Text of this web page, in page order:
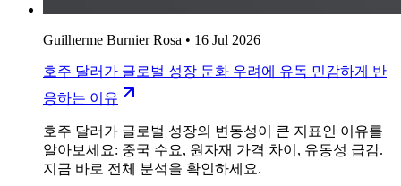
Guilherme Burnier Rosa • 16 Jul 2026
호주 달러가 글로벌 성장 둔화 우려에 유독 민감하게 반
응하는 이유
호주 달러가 글로벌 성장의 변동성이 큰 지표인 이유를
알아보세요: 중국 수요, 원자재 가격 차이, 유동성 급감.
지금 바로 전체 분석을 확인하세요.